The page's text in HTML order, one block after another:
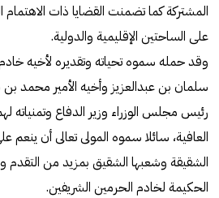
المشتركة كما تضمنت القضايا ذات
على الساحتين الإقليمية والدولية.
وقد حمله سموه تحياته وتقديره لأخيه
سلمان بن عبدالعزيز وأخيه الأمير محمد
رئيس مجلس الوزراء وزير الدفاع وتمنياته
العافية، سائلا سموه المولى تعالى أن ينعم
الشقيقة وشعبها الشقيق بمزيد من التقدم
الحكيمة لخادم الحرمين الشريفين.